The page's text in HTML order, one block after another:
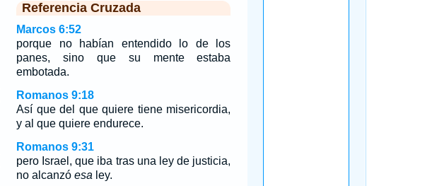
Referencia Cruzada
Marcos 6:52
porque no habían entendido lo de los
panes, sino que su mente estaba
embotada.
Romanos 9:18
Así que del que quiere tiene misericordia,
y al que quiere endurece.
Romanos 9:31
pero Israel, que iba tras una ley de justicia,
no alcanzó esa ley.